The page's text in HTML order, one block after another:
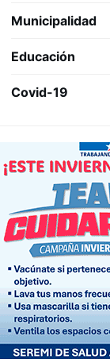
Municipalidad
Educación
Covid-19